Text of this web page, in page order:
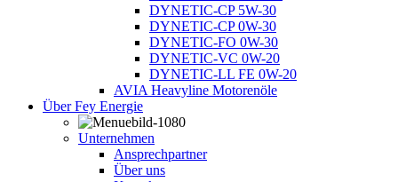
DYNETIC-CP 5W-30
DYNETIC-CP 0W-30
DYNETIC-FO 0W-30
DYNETIC-VC 0W-20
DYNETIC-LL FE 0W-20
AVIA Heavyline Motorenöle
Über Fey Energie
Unternehmen
Ansprechpartner
Über uns